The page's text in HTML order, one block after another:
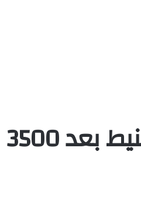
اكتشاف عطر “الخلود” الفرعوني المستخدم في التحنيط بعد 3500